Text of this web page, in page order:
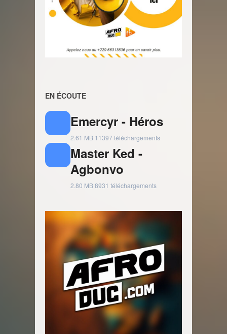
EN ÉCOUTE
Emercyr - Héros
2.61 MB 11397 téléchargements
Master Ked -
Agbonvo
2.80 MB8931 téléchargements